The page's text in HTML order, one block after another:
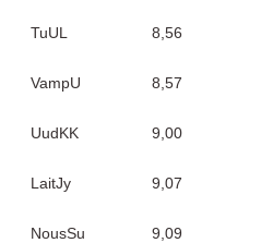
TuUL 8,56
VampU 8,57
UudKK 9,00
LaitJy 9,07
NousSu 9,09